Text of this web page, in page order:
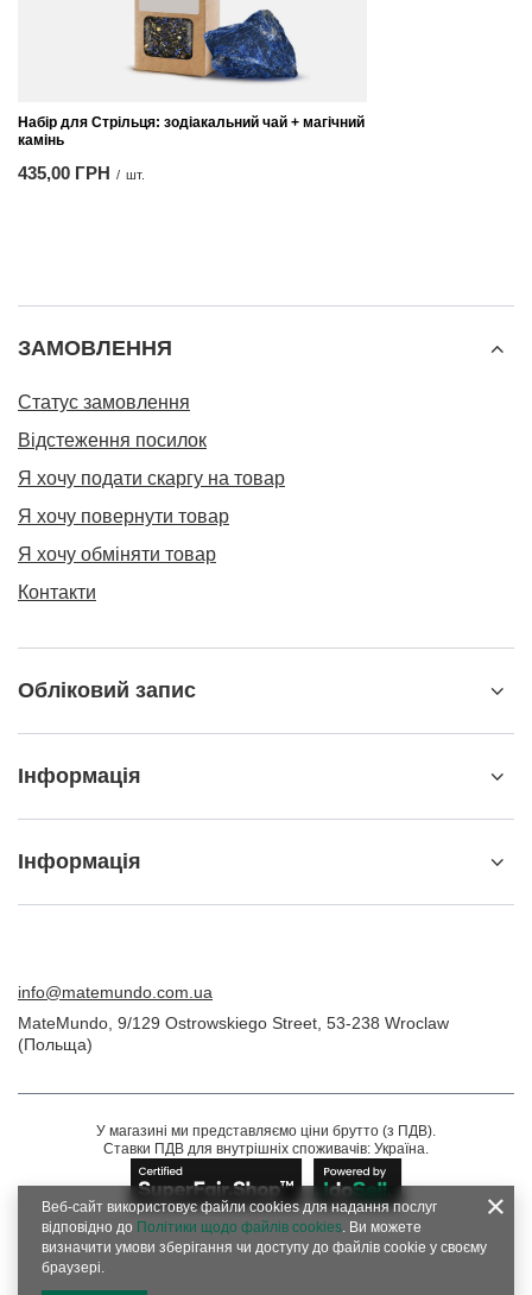
Набір для Стрільця: зодіакальний чай + магічний
камінь
435,00 ГРН / шт.
ЗАМОВЛЕННЯ
Статус замовлення
Відстеження посилок
Я хочу подати скаргу на товар
Я хочу повернути товар
Я хочу обміняти товар
Контакти
Обліковий запис
Інформація
Інформація
info@matemundo.com.ua
MateMundo 9/129 Ostrowskiego Street 53-238 Wroclaw
(Польща)
У магазині ми представляємо ціни брутто (з ПДВ).
Ставки ПДВ для внутрішніх споживачів: Україна.
Веб-сайт використовує файли cookies для надання послуг
відповідно до Політики щодо файлів cookies. Ви можете
визначити умови зберігання чи доступу до файлів cookie у своєму
браузері.